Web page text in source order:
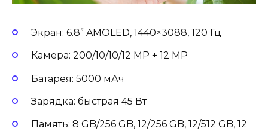
Экран: 6.8” AMOLED, 1440×3088, 120 Гц
Камера: 200/10/10/12 MP + 12 MP
Батарея: 5000 мАч
Зарядка: быстрая 45 Вт
Память: 8 GB/256 GB, 12/256 GB, 12/512 GB, 12